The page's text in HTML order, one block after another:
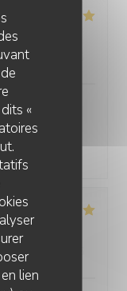
«
lien
Qualité / Prix
un service
où tout le
Qualité / Prix